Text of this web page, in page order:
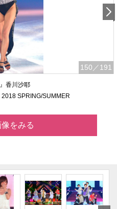
150 ／191
香川沙耶
SPRING/SUMMER
をみる